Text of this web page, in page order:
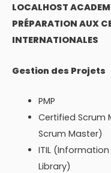
LOCALHOST
PRÉPARATION AUX
INTERNATIONALES
Gestion des Projets
PMP
Certified Scrum
Scrum Master)
ITIL
Library)